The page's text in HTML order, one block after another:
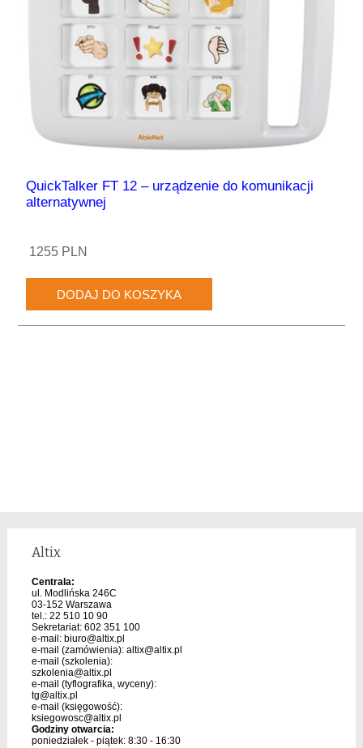
QuickTalker FT 12 – urządzenie do komunikacji
alternatywnej
1255 PLN
Altix
Centrala:
ul. Modlińska 246C
03-152 Warszawa
tel.: 22 510 10 90
Sekretariat: 602 351 100
e-mail: biuro@altix.pl
e-mail (zamówienia): altix@altix.pl
e-mail (szkolenia):
szkolenia@altix.pl
e-mail (tyflografika, wyceny):
tg@altix.pl
e-mail (księgowość):
ksiegowosc@altix.pl
Godziny otwarcia:
poniedziałek - piątek: 8:30 - 16:30